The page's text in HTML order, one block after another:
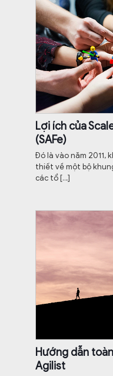
Lợi ích của
(SAFe)
Đó là vào năm 2011,
thiết về một bộ
các tổ[…]
Hướng dẫn
Agilist